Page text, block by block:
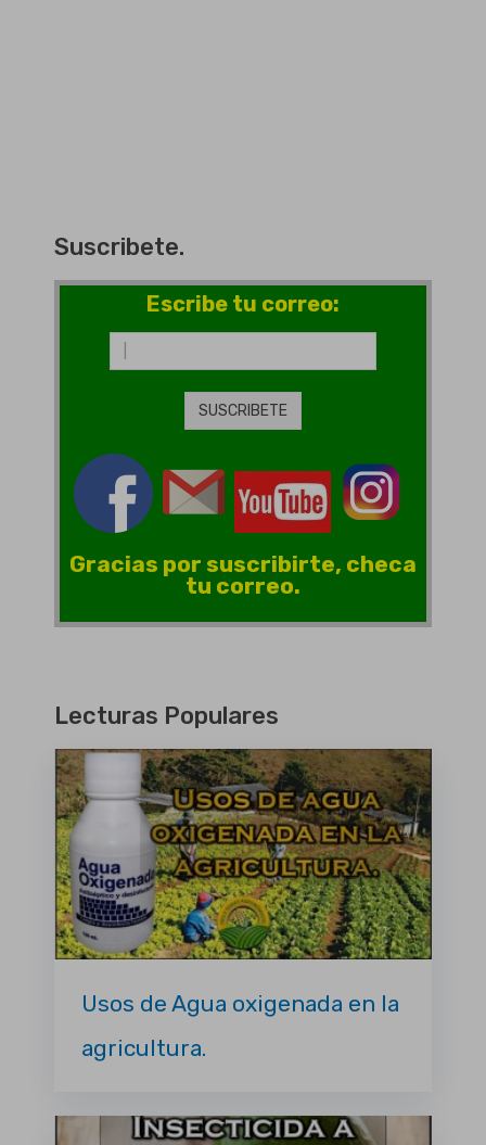
Suscribete.
Escribe tu correo:
Gracias por suscribirte, checa
tu correo.
Lecturas Populares
Usos de Agua oxigenada en la
agricultura.